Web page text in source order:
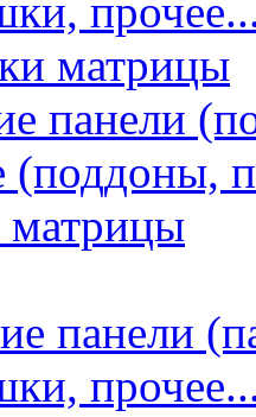
матрицы
панели
матрицы
панели